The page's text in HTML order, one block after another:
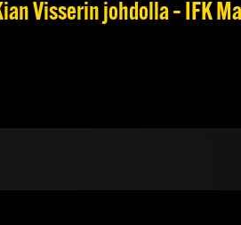
Visserin johdolla – IFK